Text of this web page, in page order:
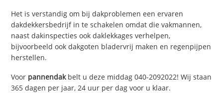
Het is verstandig om bij dakproblemen een ervaren
dakdekkersbedrijf in te schakelen omdat die vakmannen,
naast dakinspecties ook daklekkages verhelpen,
bijvoorbeeld ook dakgoten bladervrij maken en regenpijpen
herstellen.
Voor pannendakbelt u deze middag 040-2092022! Wij staan
365 dagen per jaar, 24 uur per dag voor u klaar.